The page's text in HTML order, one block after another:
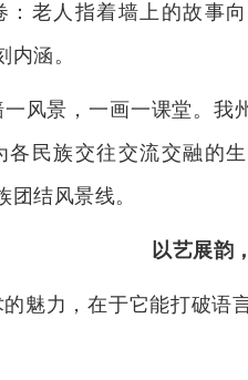
：老人指着墙上的故事
内涵。
风景，一画一课堂。我
各民族交往交流交融的
团结风景线。
以艺展韵
魅力，在于它能打破语